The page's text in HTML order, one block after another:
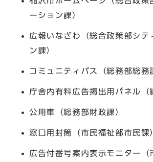
ーション課）
広報いなざわ（総合政策部シテ
ン課）
コミュニティバス（総務部総務
庁舎内有料広告掲出用パネル（
公用車（総務部財政課）
窓口用封筒（市民福祉部市民課
広告付番号案内表示モニター（